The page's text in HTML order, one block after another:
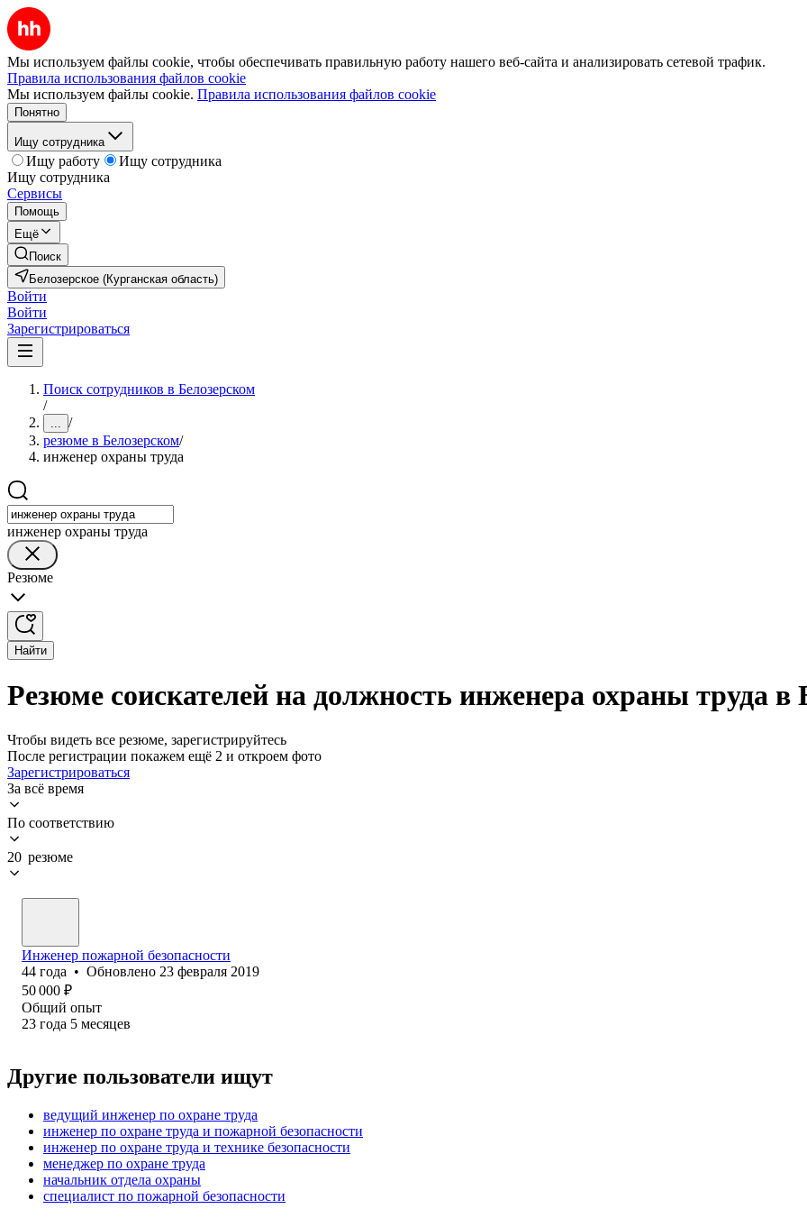
Мы используем файлы cookie, чтобы обеспечивать правильную работу нашего веб-сайта и анализировать сетевой трафик.
Правила использования файлов cookie
Мы используем файлы cookie. Правила использования файлов cookie
Понятно
Ищу сотрудника
Ищу работу
Ищу сотрудника
Ищу сотрудника
Сервисы
Помощь
Ещё
Поиск
Белозерское (Курганская область)
Войти
Войти
Зарегистрироваться
Поиск сотрудников в Белозерском
/
... /
резюме в Белозерском/
инженер охраны труда
инженер охраны труда
Резюме
Найти
Резюме соискателей на должность инженера охраны труда в
Чтобы видеть все резюме, зарегистрируйтесь
После регистрации покажем ещё 2 и откроем фото
Зарегистрироваться
За всё время
По соответствию
20 резюме
Инженер пожарной безопасности
44 года • Обновлено 23 февраля 2019
50 000 ₽
Общий опыт
23 года 5 месяцев
Другие пользователи ищут
ведущий инженер по охране труда
инженер по охране труда и пожарной безопасности
инженер по охране труда и технике безопасности
менеджер по охране труда
начальник отдела охраны
специалист по пожарной безопасности